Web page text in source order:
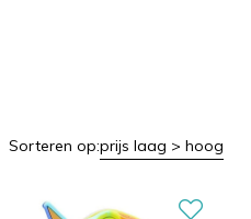
Sorteren op:prijs laag > hoog